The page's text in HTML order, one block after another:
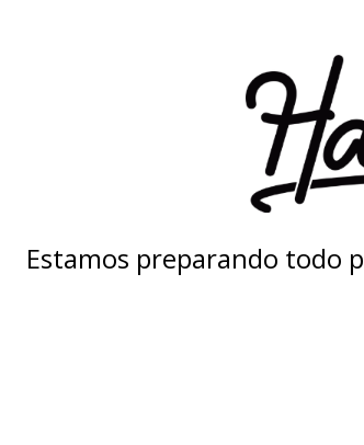
Estamos preparando todo